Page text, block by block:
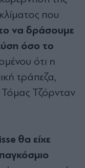
κλίματος που
να δράσουμε
όσο το
ότι η
τράπεζα,
Τζόρνταν
θα είχε